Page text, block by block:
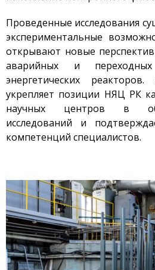
Проведенные исследования
экспериментальные
открывают новые
аварийных и
энергетических
укрепляет позиции НЯЦ РК
научных центров в
исследований и
компетенций специалистов.